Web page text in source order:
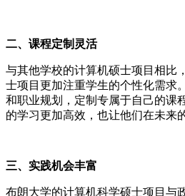
二、课程定制灵活
与其他学校的计算机硕士项目相比
士项目更加注重学生的个性化需求
和职业规划，定制专属于自己的课
的学习更加高效，也让他们在未来
三、实践机会丰富
布朗大学的计算机科学硕士项目与